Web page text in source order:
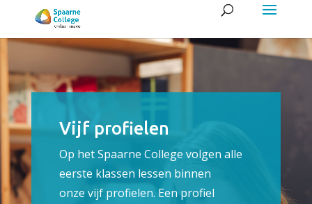
Vijf profielen
Op het Spaarne College volgen alle
eerste klassen lessen binnen
onze vijf profielen. Een profiel